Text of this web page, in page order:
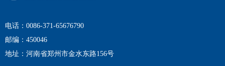
电话：0086-371-65676790
邮编：450046
地址：河南省郑州市金水东路156号